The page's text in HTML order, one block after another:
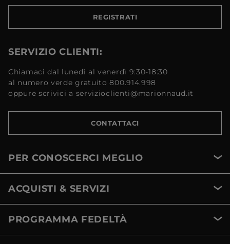
REGISTRATI
SERVIZIO CLIENTI:
Chiamaci dal lunedì al venerdì 9:30-18:30
al numero verde gratuito 800.914.998
oppure scrivici a servizioclienti@marionnaud.it
CONTATTACI
PER CONOSCERCI MEGLIO
ACQUISTI & SERVIZI
PROGRAMMA FEDELTÀ